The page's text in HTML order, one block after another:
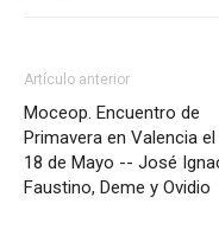
Artículo anterior
Moceop. Encuentro de
Primavera en Valencia
18 de Mayo -- José
Faustino, Deme y Ovidio